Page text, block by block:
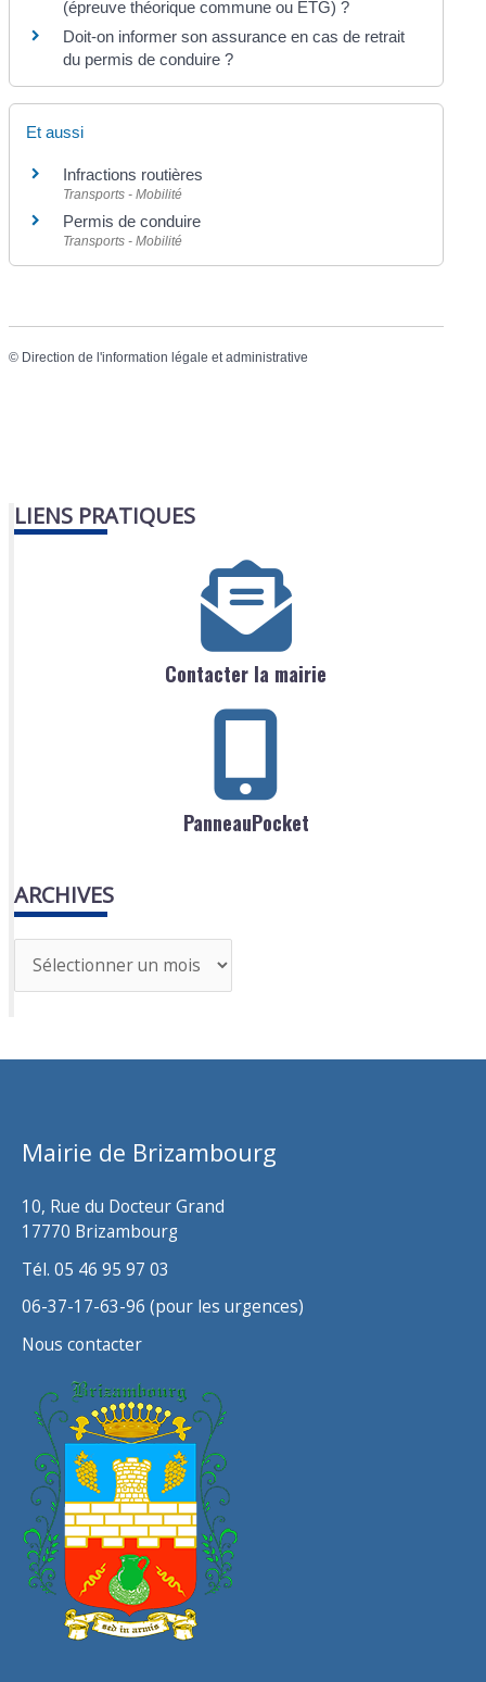
(épreuve théorique commune ou ETG) ?
Doit-on informer son assurance en cas de retrait
du permis de conduire ?
Et aussi
Infractions routières
Transports - Mobilité
Permis de conduire
Transports - Mobilité
© Direction de l'information légale et administrative
LIENS PRATIQUES
Contacter la mairie
PanneauPocket
ARCHIVES
r
h
Mairie de Brizambourg
10, Rue du Docteur Grand
17770 Brizambourg
Tél. 05 46 95 97 03
06-37-17-63-96 (pour les urgences)
Nous contacter